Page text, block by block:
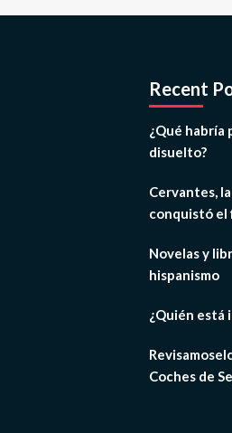
Recent
¿Qué habría
disuelto?
Cervantes,
conquistó el
Novelas y
hispanismo
¿Quién está
Coches de